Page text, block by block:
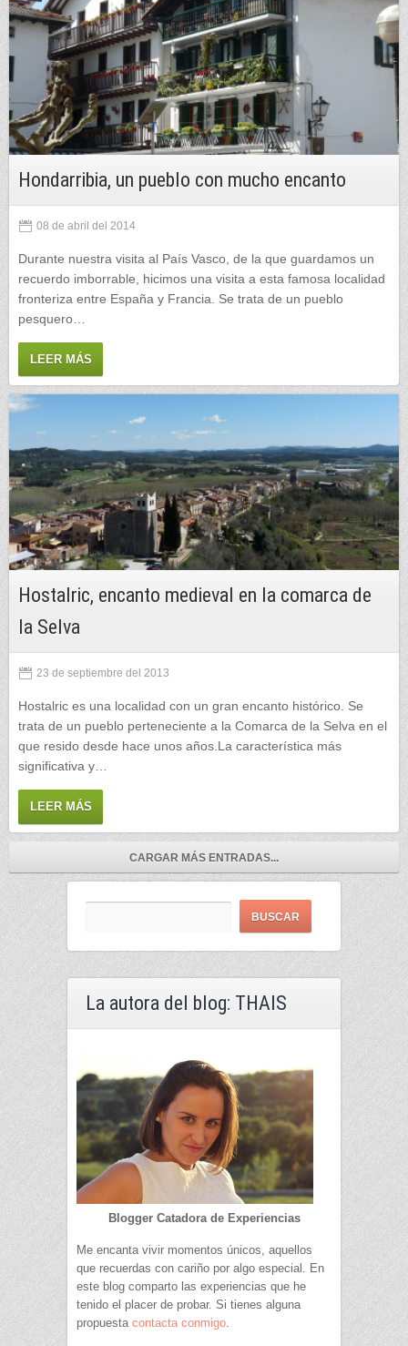
Hondarribia, un pueblo con mucho encanto
08 de abril del 2014
Durante nuestra visita al País Vasco, de la que guardamos un
recuerdo imborrable, hicimos una visita a esta famosa localidad
fronteriza entre España y Francia. Se trata de un pueblo
pesquero…
LEER MÁS
Hostalric, encanto medieval en la comarca de
la Selva
23 de septiembre del 2013
Hostalric es una localidad con un gran encanto histórico. Se
trata de un pueblo perteneciente a la Comarca de la Selva en el
que resido desde hace unos años.La característica más
significativa y…
LEER MÁS
CARGAR MÁS ENTRADAS...
La autora del blog: THAIS
Blogger Catadora de Experiencias
Me encanta vivir momentos únicos, aquellos
que recuerdas con cariño por algo especial. En
este blog comparto las experiencias que he
tenido el placer de probar. Si tienes alguna
propuesta contacta conmigo